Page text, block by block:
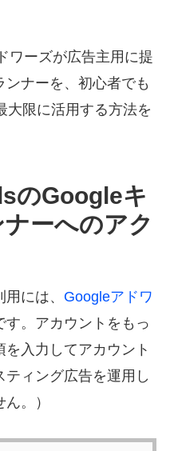
ワーズが広告主用に提
ナーを、初心者でも
大限に活用する方法を
のGoogleキ
ーへのアク
には、 Googleアドワ
す。アカウントをもっ
入力してアカウント
ィング広告を運用し
。）